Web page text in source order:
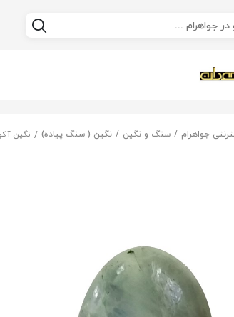
جواهرام سنگ و نگین نگین ( سنگ پیاده) نگین